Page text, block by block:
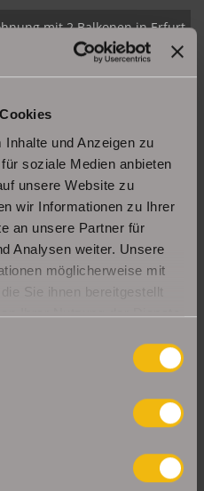
und Anzeigen zu
soziale Medien anbieten
unsere Website zu
wir Informationen zu Ihrer
an unsere Partner für
Analysen weiter. Unsere
möglicherweise mit
Sie ihnen bereitgestellt
Ihrer Nutzung der Dienste
mit 2 Balkonen in Erfurt
mit Balkon in
1Raumwohnung mit
AUSZEICHNUNGEN